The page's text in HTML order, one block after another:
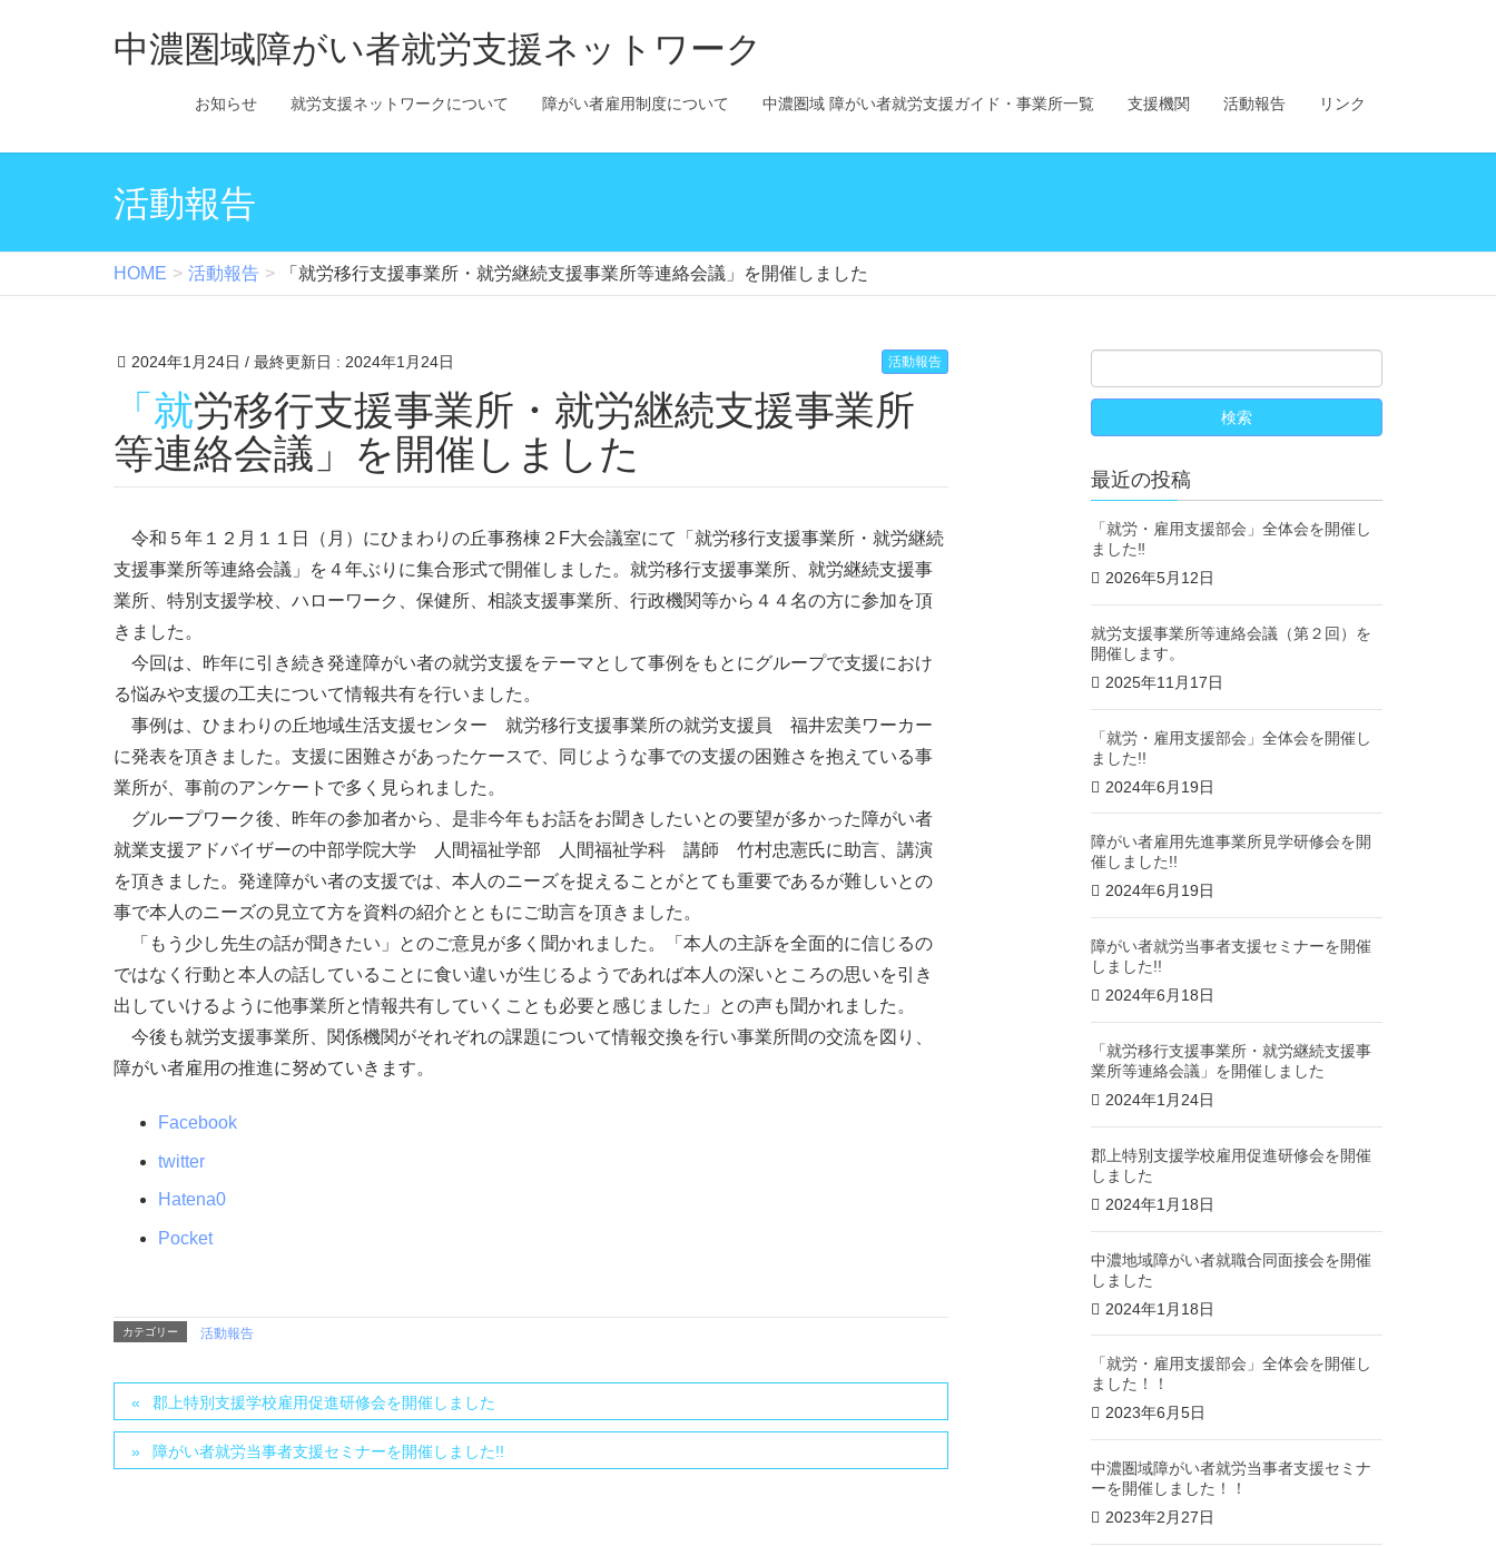
中濃圏域障がい者就労支援ネットワーク
お知らせ 就労支援ネットワークについて 障がい者雇用制度について 中濃圏域 障がい者就労支援ガイド・事業所一覧 支援機関 活動報告 リンク
活動報告
HOME 活動報告 「就労移行支援事業所・就労継続支援事業所等連絡会議」を開催しました
2024年1月24日 / 最終更新日 : 2024年1月24日 活動報告
「就労移行支援事業所・就労継続支援事業所
等連絡会議」を開催しました
令和５年１２月１１日（月）にひまわりの丘事務棟２F大会議室にて「就労移行支援事業所・就労継続
支援事業所等連絡会議」を４年ぶりに集合形式で開催しました。就労移行支援事業所、就労継続支援事
業所、特別支援学校、ハローワーク、保健所、相談支援事業所、行政機関等から４４名の方に参加を頂
きました。
今回は、昨年に引き続き発達障がい者の就労支援をテーマとして事例をもとにグループで支援におけ
る悩みや支援の工夫について情報共有を行いました。
事例は、ひまわりの丘地域生活支援センター 就労移行支援事業所の就労支援員 福井宏美ワーカー
に発表を頂きました。支援に困難さがあったケースで、同じような事での支援の困難さを抱えている事
業所が、事前のアンケートで多く見られました。
グループワーク後、昨年の参加者から、是非今年もお話をお聞きしたいとの要望が多かった障がい者
就業支援アドバイザーの中部学院大学 人間福祉学部 人間福祉学科 講師 竹村忠憲氏に助言、講演
を頂きました。発達障がい者の支援では、本人のニーズを捉えることがとても重要であるが難しいとの
事で本人のニーズの見立て方を資料の紹介とともにご助言を頂きました。
「もう少し先生の話が聞きたい」とのご意見が多く聞かれました。「本人の主訴を全面的に信じるの
ではなく行動と本人の話していることに食い違いが生じるようであれば本人の深いところの思いを引き
出していけるように他事業所と情報共有していくことも必要と感じました」との声も聞かれました。
今後も就労支援事業所、関係機関がそれぞれの課題について情報交換を行い事業所間の交流を図り、
障がい者雇用の推進に努めていきます。
Facebook
twitter
Hatena0
Pocket
カテゴリー 活動報告
郡上特別支援学校雇用促進研修会を開催しました
障がい者就労当事者支援セミナーを開催しました!!
最近の投稿
「就労・雇用支援部会」全体会を開催し
ました‼
2026年5月12日
就労支援事業所等連絡会議（第２回）を
開催します。
2025年11月17日
「就労・雇用支援部会」全体会を開催し
ました!!
2024年6月19日
障がい者雇用先進事業所見学研修会を開
催しました!!
2024年6月19日
障がい者就労当事者支援セミナーを開催
しました!!
2024年6月18日
「就労移行支援事業所・就労継続支援事
業所等連絡会議」を開催しました
2024年1月24日
郡上特別支援学校雇用促進研修会を開催
しました
2024年1月18日
中濃地域障がい者就職合同面接会を開催
しました
2024年1月18日
「就労・雇用支援部会」全体会を開催し
ました！！
2023年6月5日
中濃圏域障がい者就労当事者支援セミナ
ーを開催しました！！
2023年2月27日